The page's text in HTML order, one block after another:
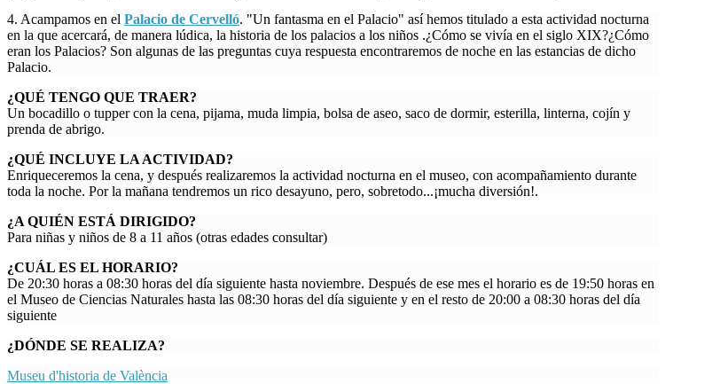
4. Acampamos en el Palacio de Cervelló. "Un fantasma en el Palacio" así hemos titulado a esta actividad nocturna
en la que acercará, de manera lúdica, la historia de los palacios a los niños .¿Cómo se vivía en el siglo XIX?¿Cómo
eran los Palacios? Son algunas de las preguntas cuya respuesta encontraremos de noche en las estancias de dicho
Palacio.
¿QUÉ TENGO QUE TRAER?
Un bocadillo o tupper con la cena, pijama, muda limpia, bolsa de aseo, saco de dormir, esterilla, linterna, cojín y
prenda de abrigo.
¿QUÉ INCLUYE LA ACTIVIDAD?
Enriqueceremos la cena, y después realizaremos la actividad nocturna en el museo, con acompañamiento durante
toda la noche. Por la mañana tendremos un rico desayuno, pero, sobretodo...¡mucha diversión!.
¿A QUIÉN ESTÁ DIRIGIDO?
Para niñas y niños de 8 a 11 años (otras edades consultar)
¿CUÁL ES EL HORARIO?
De 20:30 horas a 08:30 horas del día siguiente hasta noviembre. Después de ese mes el horario es de 19:50 horas en
el Museo de Ciencias Naturales hasta las 08:30 horas del día siguiente y en el resto de 20:00 a 08:30 horas del día
siguiente
¿DÓNDE SE REALIZA?
Museu d'historia de València